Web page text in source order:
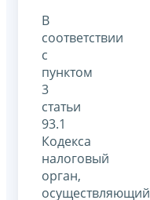
В
соответствии
с
пунктом
3
статьи
93.1
Кодекса
налоговый
орган,
осуществляющий